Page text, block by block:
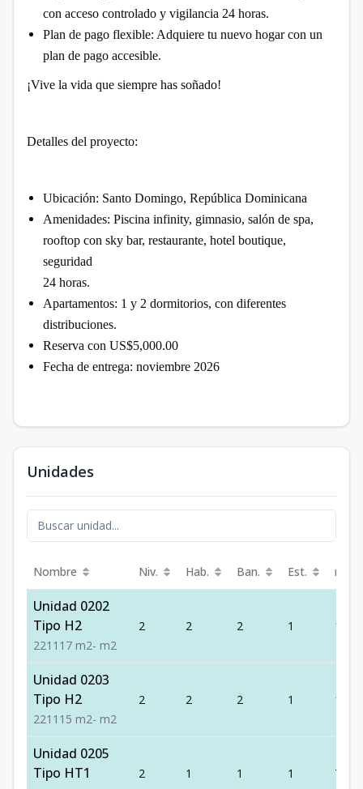
con acceso controlado y vigilancia 24 horas.
Plan de pago flexible: Adquiere tu nuevo hogar con un
plan de pago accesible.
¡Vive la vida que siempre has soñado!
Detalles del proyecto:
Ubicación: Santo Domingo, República Dominicana
Amenidades: Piscina infinity, gimnasio, salón de spa,
rooftop con sky bar, restaurante, hotel boutique,
seguridad
24 horas.
Apartamentos: 1 y 2 dormitorios, con diferentes
distribuciones.
Reserva con US$5,000.00
Fecha de entrega: noviembre 2026
Unidades
Nombre Niv. Hab. Ban. Est. m²
Unidad 0202
Tipo H2
221 117 m2- m2
2 2 2 1 117
Unidad 0203
Tipo H2
221 115 m2- m2
2 2 2 1 115
Unidad 0205
Tipo HT1
2 1 1 1 77